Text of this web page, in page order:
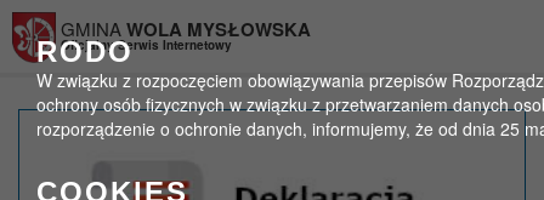
RODO
W związku z rozpoczęciem obowiązywania przepisów
ochrony osób fizycznych w związku z przetwarzaniem danych
rozporządzenie o ochronie danych, informujemy, że od dnia 25
COOKIES
GMINA WOLA MYSŁOWSKA
Oficjalny Serwis Internetowy
Najlepszy czytelnik 2021